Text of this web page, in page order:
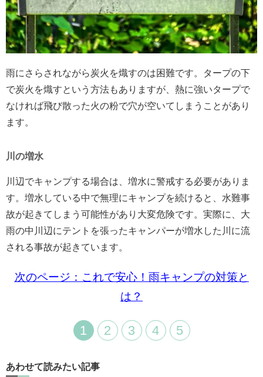
雨にさらされながら炭火を熾すのは困難です。タープの下
で炭火を熾すという方法もありますが、熱に強いタープで
なければ飛び散った火の粉で穴が空いてしまうことがあり
ます。
川の増水
川辺でキャンプする場合は、増水に警戒する必要がありま
す。増水している中で無理にキャンプを続けると、水難事
故が起きてしまう可能性があり大変危険です。実際に、大
雨の中川辺にテントを張ったキャンパーが増水した川に流
される事故が起きています。
次のページ：これで安心！雨キャンプの対策と
は？
1 2 3 4 5
あわせて読みたい記事